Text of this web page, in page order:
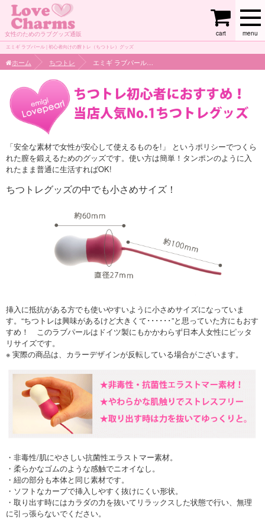
女性のためのラブグッズ通販 menu
cart
エミギ ラブパール | 初心者向けの膣トレ（ちつトレ）グッズ
ホーム ちつトレ
「安全な素材で女性が安心して使えるものを!」 というポリシーでつくら
れた膣を鍛えるためのグッズです。使い方は簡単！タンポンのように入
れたまま普通に生活すればOK!
ちつトレグッズの中でも小さめサイズ！
挿入に抵抗がある方でも使いやすいように小さめサイズになっていま
す。“ちつトレは興味があるけど大きくて･･････”と思っていた方にもおす
すめ！ このラブパールはドイツ製にもかかわらず日本人女性にピッタ
リサイズです。
※ 実際の商品は、カラーデザインが反転している場合がございます。
・非毒性/肌にやさしい抗菌性エラストマー素材。
・柔らかなゴムのような感触でニオイなし。
・紐の部分も本体と同じ素材です。
・ソフトなカーブで挿入しやすく抜けにくい形状。
・取り出す時にはカラダの力を抜いてリラックスした状態で行い、無理
に引っ張らないでください。